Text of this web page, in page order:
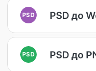
PSD PSD до
PSD PSD до